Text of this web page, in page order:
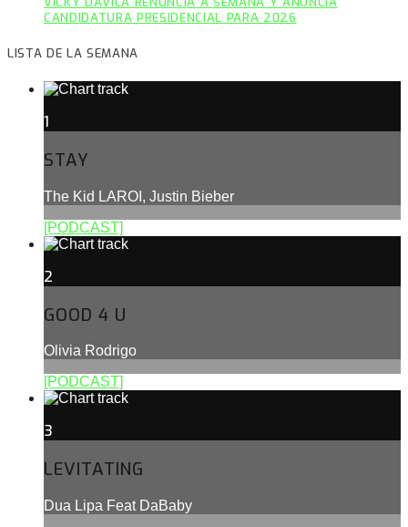
CANDIDATURA PRESIDENCIAL PARA 2026
LISTA DE LA SEMANA
1
STAY
The Kid LAROI, Justin Bieber
[PODCAST]
2
GOOD 4 U
Olivia Rodrigo
[PODCAST]
3
LEVITATING
Dua Lipa Feat DaBaby